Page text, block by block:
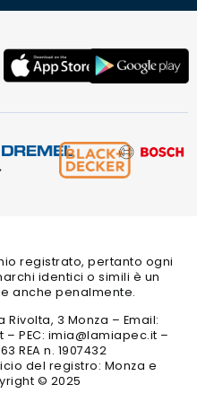
registrato, pertanto ogni
identici o simili è un
anche penalmente.
Rivolta, 3 Monza – Email:
PEC: imia@lamiapec.it –
REA n. 1907432
del registro: Monza e
© 2025